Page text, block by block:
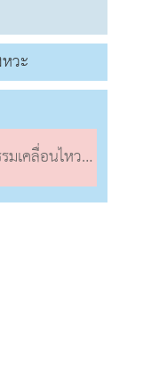
วะ
ไหวและจังหวะ